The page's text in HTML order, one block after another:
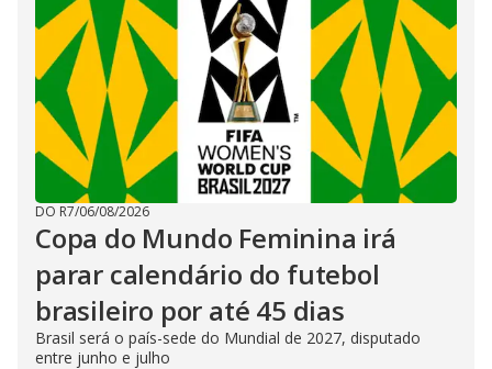
DO R7/06/08/2026
Copa do Mundo Feminina irá
parar calendário do futebol
brasileiro por até 45 dias
Brasil será o país-sede do Mundial de 2027, disputado
entre junho e julho